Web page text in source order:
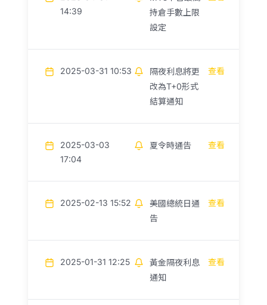
14:39
持倉手數上限
設定
2025-03-31 10:53
隔夜利息將更
改為T+0形式
結算通知
查看
2025-03-03
17:04
夏令時通告 查看
2025-02-13 15:52
美國總統日通
告
查看
2025-01-31 12:25
黃金隔夜利息
通知
查看